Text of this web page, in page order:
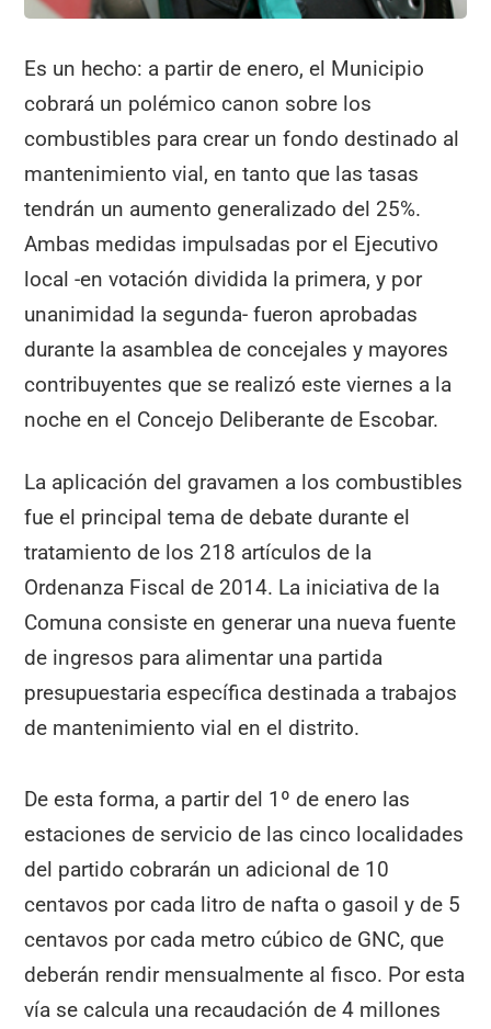
Es un hecho: a partir de enero, el Municipio
cobrará un polémico canon sobre los
combustibles para crear un fondo destinado al
mantenimiento vial, en tanto que las tasas
tendrán un aumento generalizado del 25%.
Ambas medidas impulsadas por el Ejecutivo
local -en votación dividida la primera, y por
unanimidad la segunda- fueron aprobadas
durante la asamblea de concejales y mayores
contribuyentes que se realizó este viernes a la
noche en el Concejo Deliberante de Escobar.
La aplicación del gravamen a los combustibles
fue el principal tema de debate durante el
tratamiento de los 218 artículos de la
Ordenanza Fiscal de 2014. La iniciativa de la
Comuna consiste en generar una nueva fuente
de ingresos para alimentar una partida
presupuestaria específica destinada a trabajos
de mantenimiento vial en el distrito.
De esta forma, a partir del 1º de enero las
estaciones de servicio de las cinco localidades
del partido cobrarán un adicional de 10
centavos por cada litro de nafta o gasoil y de 5
centavos por cada metro cúbico de GNC, que
deberán rendir mensualmente al fisco. Por esta
vía se calcula una recaudación de 4 millones